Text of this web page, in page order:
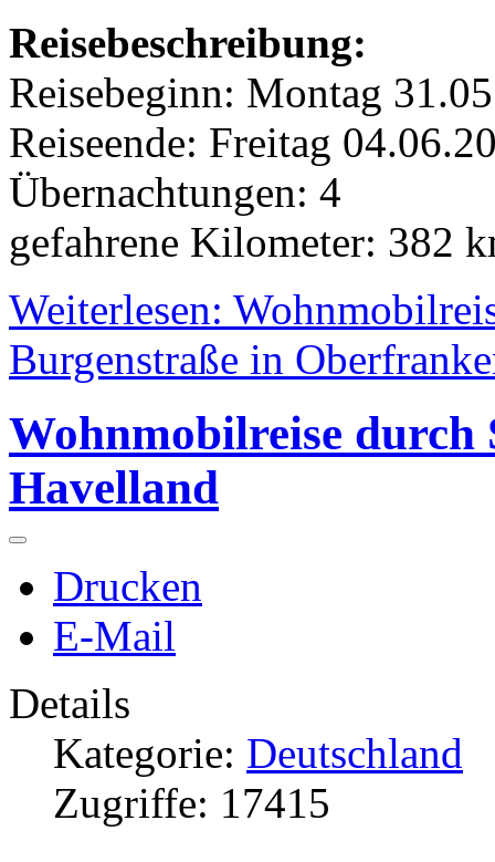
Reisebeschreibung:
Reisebeginn: Montag
Reiseende: Freitag
Übernachtungen: 4
gefahrene Kilometer: 382
Weiterlesen:
Burgenstraße in
Wohnmobilreise durch
Havelland
Drucken
E-Mail
Details
Kategorie: Deutschland
Zugriffe: 17415